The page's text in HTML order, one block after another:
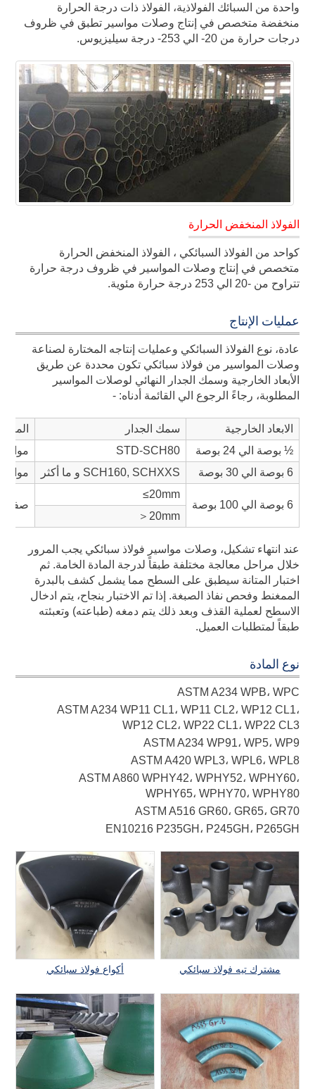
واحدة من السبائك الفولاذية، الفولاذ ذات درجة الحرارة
منخفضة متخصص في إنتاج وصلات مواسير تطبق في ظروف
درجات حرارة من 20- الي 253- درجة سيليزيوس.
الفولاذ المنخفض الحرارة
كواحد من الفولاذ السبائكي ، الفولاذ المنخفض الحرارة
متخصص في إنتاج وصلات المواسير في ظروف درجة حرارة
تتراوح من -20 الي 253 درجة حرارة مئوية.
عمليات الإنتاج
عادة، نوع الفولاذ السبائكي وعمليات إنتاجه المختارة لصناعة
وصلات المواسير من فولاذ سبائكي تكون محددة عن طريق
الأبعاد الخارجية وسمك الجدار النهائي لوصلات المواسير
المطلوبة، رجاءً الرجوع الي القائمة أدناه: -
الابعاد الخارجية سمك الجدار
المادة
½ بوصة الي 24 بوصة
STD-SCH80
6 بوصة الي 30 بوصة
SCH160, SCHXXS و ما أكثر
6 بوصة الي 100 بوصة
≤20mm
＞20mm
عند انتهاء تشكيل، وصلات مواسير فولاذ سبائكي يجب المرور
خلال مراحل معالجة مختلفة طبقاً لدرجة المادة الخامة. ثم
اختبار المتانة سيطبق على السطح مما يشمل كشف بالبدرة
الممغنط وفحص نفاذ الصبغة. إذا تم الاختبار بنجاح، يتم ادخال
الاسطح لعملية القذف وبعد ذلك يتم دمغه (طباعته) وتعبئته
طبقاً لمتطلبات العميل.
نوع المادة
ASTM A234 WPB، WPC
ASTM A234 WP11 CL1، WP11 CL2، WP12 CL1،
WP12 CL2، WP22 CL1، WP22 CL3
ASTM A234 WP91، WP5، WP9
ASTM A420 WPL3، WPL6، WPL8
ASTM A860 WPHY42، WPHY52، WPHY60،
WPHY65، WPHY70، WPHY80
ASTM A516 GR60، GR65، GR70
EN10216 P235GH، P245GH، P265GH
أكواع فولاذ سبائكي مشترك تيه فولاذ سبائكي